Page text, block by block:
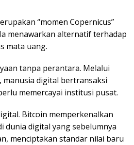
“momen Copernicus”
menawarkan alternatif terhadap
mata uang.
tanpa perantara. Melalui
digital bertransaksi
memercayai institusi pusat.
Bitcoin memperkenalkan
dunia digital yang sebelumnya
menciptakan standar nilai baru